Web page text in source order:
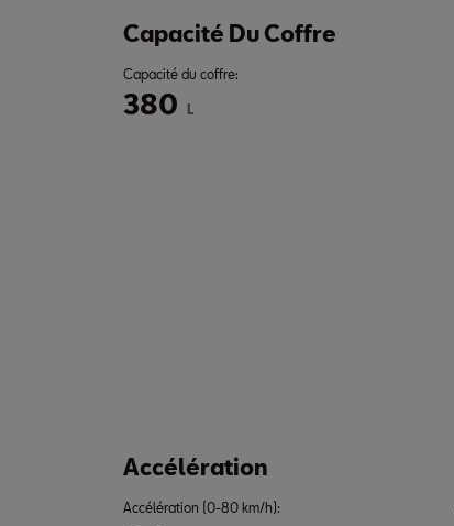
Capacité Du Coffre
Capacité du coffre:
380 L
Accélération
Accélération (0-80 km/h):